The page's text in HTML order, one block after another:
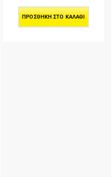
ΠΡΟΣΘΉΚΗ ΣΤΟ ΚΑΛΆΘΙ